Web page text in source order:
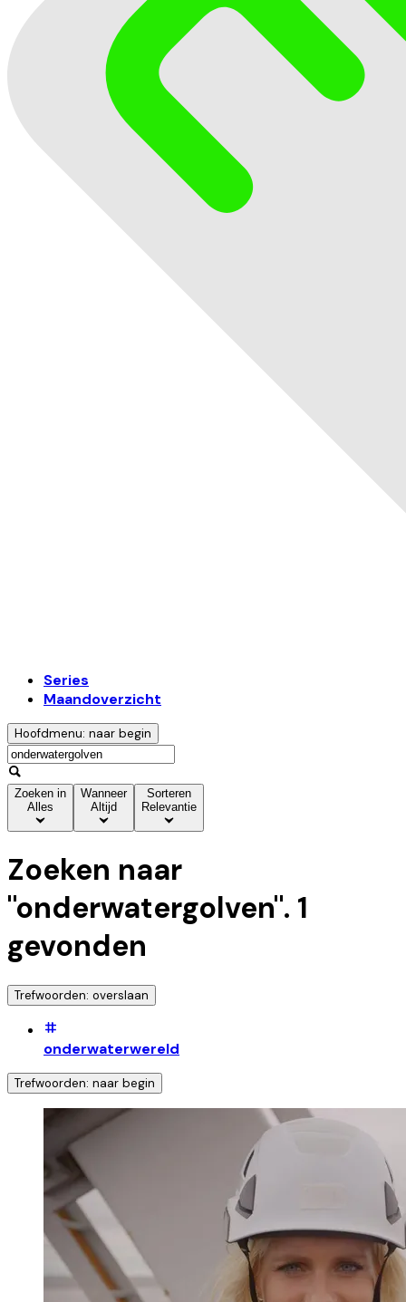
Series
Maandoverzicht
Hoofdmenu: naar begin
Zoeken in
Alles
Wanneer
Altijd
Sorteren
Relevantie
Zoeken naar
"onderwatergolven". 1
gevonden
Trefwoorden: overslaan
onderwaterwereld
Trefwoorden: naar begin